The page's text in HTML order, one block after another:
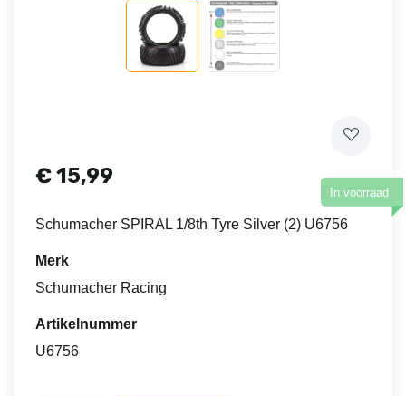
€15,99
In voorraad
Schumacher SPIRAL 1/8th Tyre Silver (2) U6756
Merk
Schumacher Racing
Artikelnummer
U6756